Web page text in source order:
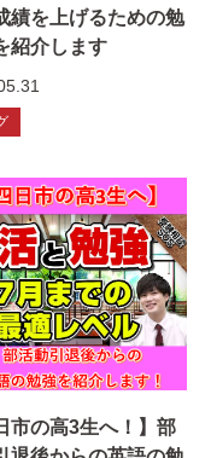
績を上げるための勉
紹介します
市の高3生へ！】部